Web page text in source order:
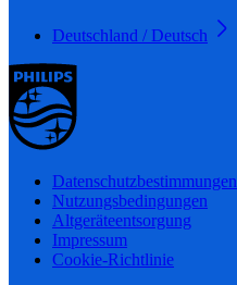
Deutschland / Deutsch
Datenschutzbestimmungen
Nutzungsbedingungen
Altgeräteentsorgung
Impressum
Cookie-Richtlinie